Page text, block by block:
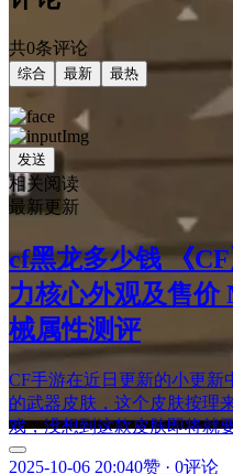
共0条评论
综合 最新 最热
发送
相关阅读
最新更新
cf黑龙多少钱 《
力核心外观及售价
械属性测评
CF手游在近日更新的小更
的武器皮肤，这个皮肤按理
戏，没想到这款皮肤即将就
2025-10-06 20:040赞 · 0评论